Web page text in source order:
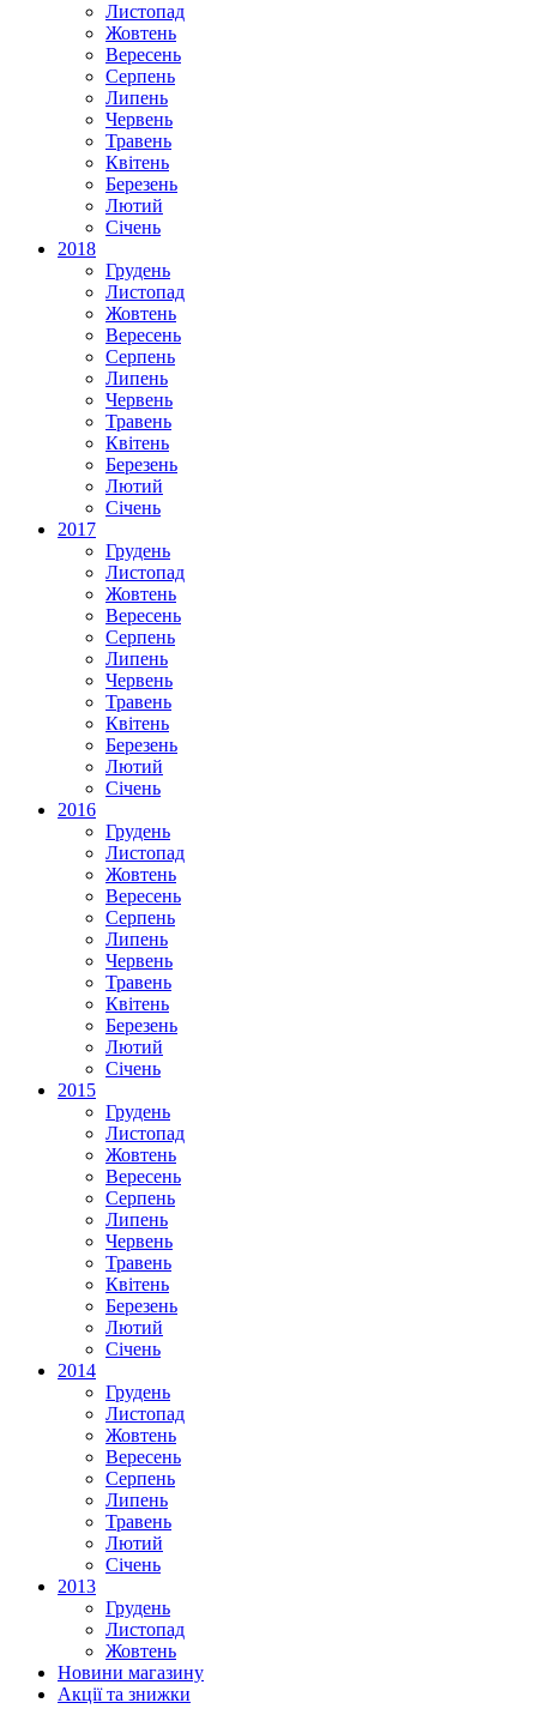
Листопад
Жовтень
Вересень
Серпень
Липень
Червень
Травень
Квітень
Березень
Лютий
Січень
2018
Грудень
Листопад
Жовтень
Вересень
Серпень
Липень
Червень
Травень
Квітень
Березень
Лютий
Січень
2017
Грудень
Листопад
Жовтень
Вересень
Серпень
Липень
Червень
Травень
Квітень
Березень
Лютий
Січень
2016
Грудень
Листопад
Жовтень
Вересень
Серпень
Липень
Червень
Травень
Квітень
Березень
Лютий
Січень
2015
Грудень
Листопад
Жовтень
Вересень
Серпень
Липень
Червень
Травень
Квітень
Березень
Лютий
Січень
2014
Грудень
Листопад
Жовтень
Вересень
Серпень
Липень
Травень
Лютий
Січень
2013
Грудень
Листопад
Жовтень
Новини магазину
Акції та знижки